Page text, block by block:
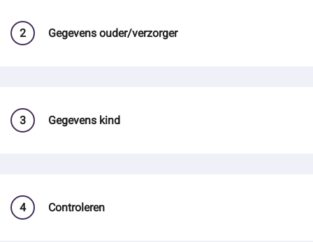
2 Gegevens ouder/verzorger
3 Gegevens kind
4 Controleren